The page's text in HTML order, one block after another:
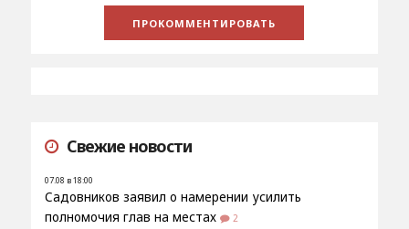
Свежие новости
07.08 в 18:00
Садовников заявил о намерении усилить
полномочия глав на местах
2